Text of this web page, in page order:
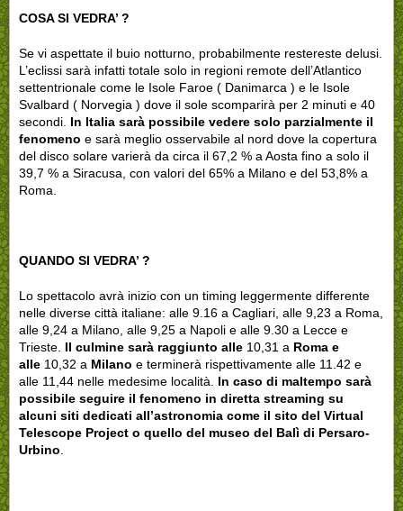
COSA SI VEDRA’ ?
Se vi aspettate il buio notturno, probabilmente restereste delusi.
L’eclissi sarà infatti totale solo in regioni remote dell’Atlantico
settentrionale come le Isole Faroe ( Danimarca ) e le Isole
Svalbard ( Norvegia ) dove il sole scomparirà per 2 minuti e 40
secondi. In Italia sarà possibile vedere solo parzialmente il
fenomeno e sarà meglio osservabile al nord dove la copertura
del disco solare varierà da circa il 67,2 % a Aosta fino a solo il
39,7 % a Siracusa, con valori del 65% a Milano e del 53,8% a
Roma.
QUANDO SI VEDRA’ ?
Lo spettacolo avrà inizio con un timing leggermente differente
nelle diverse città italiane: alle 9.16 a Cagliari, alle 9,23 a Roma,
alle 9,24 a Milano, alle 9,25 a Napoli e alle 9.30 a Lecce e
Trieste. Il culmine sarà raggiunto alle 10,31 a Roma e
alle 10,32 a Milano e terminerà rispettivamente alle 11.42 e
alle 11,44 nelle medesime località. In caso di maltempo sarà
possibile seguire il fenomeno in diretta streaming su
alcuni siti dedicati all’astronomia come il sito del Virtual
Telescope Project o quello del museo del Balì di Persaro-
Urbino